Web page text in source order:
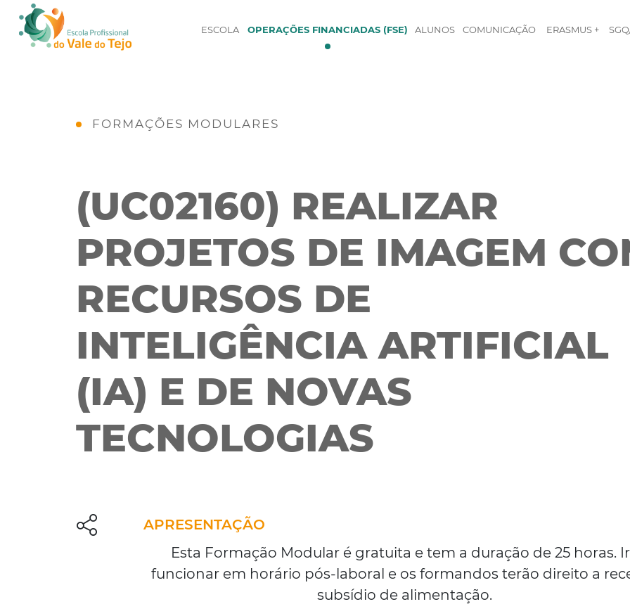
ESCOLA OPERAÇÕES FINANCIADAS (FSE) ALUNOS COMUNICAÇÃO ERASMUS +
FORMAÇÕES MODULARES
(UC02160) REALIZAR
PROJETOS DE IMAGEM
RECURSOS DE
INTELIGÊNCIA ARTIFICIAL
(IA) E DE NOVAS
TECNOLOGIAS
APRESENTAÇÃO
Esta Formação Modular é gratuita e tem a duração de 25 horas.
funcionar em horário pós-laboral e os formandos terão direito a
subsídio de alimentação.